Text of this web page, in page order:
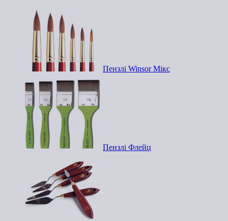
Пензлі Winsor Мікс
Пензлі Флейц